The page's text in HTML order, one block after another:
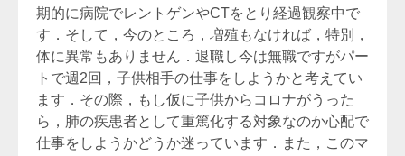
期的に病院でレントゲンやCTをとり経過観察中で
す．そして，今のところ，増殖もなければ，特別，
体に異常もありません．退職し今は無職ですがパー
トで週2回，子供相手の仕事をしようかと考えてい
ます．その際，もし仮に子供からコロナがうった
ら，肺の疾患者として重篤化する対象なのか心配で
仕事をしようかどうか迷っています．また，このマ